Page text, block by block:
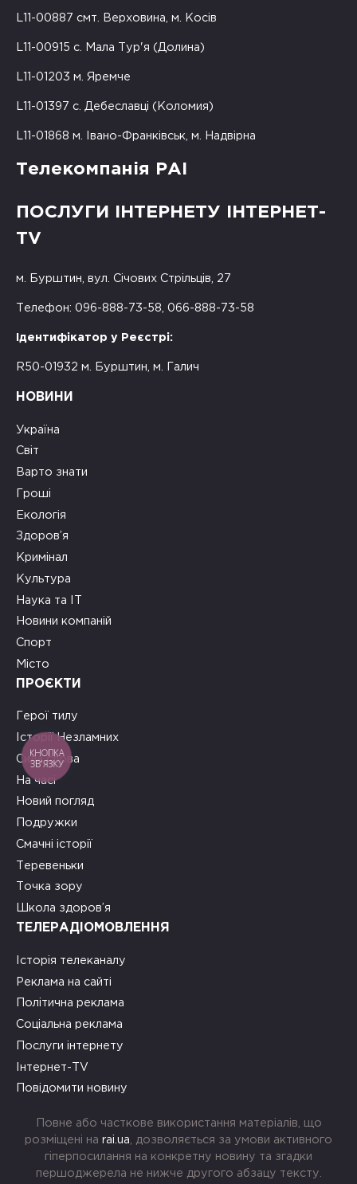
L11-00887 смт. Верховина, м. Косів
L11-00915 с. Мала Тур'я (Долина)
L11-01203 м. Яремче
L11-01397 с. Дебеславці (Коломия)
L11-01868 м. Івано-Франківськ, м. Надвірна
Телекомпанія РАІ
ПОСЛУГИ ІНТЕРНЕТУ ІНТЕРНЕТ-
TV
м. Бурштин, вул. Січових Стрільців, 27
Телефон: 096-888-73-58, 066-888-73-58
Ідентифікатор у Реєстрі:
R50-01932 м. Бурштин, м. Галич
НОВИНИ
Україна
Світ
Варто знати
Гроші
Екологія
Здоров’я
Кримінал
Культура
Наука та ІТ
Новини компаній
Спорт
Місто
ПРОЄКТИ
Герої тилу
Історії Незламних
Сила слова
На часі
Новий погляд
Подружки
Смачні історії
Теревеньки
Точка зору
Школа здоров’я
ТЕЛЕРАДІОМОВЛЕННЯ
Історія телеканалу
Реклама на сайті
Політична реклама
Соціальна реклама
Послуги інтернету
Інтернет-TV
Повідомити новину
Повне або часткове використання матеріалів, що
розміщені на rai.ua , дозволяється за умови активного
гіперпосилання на конкретну новину та згадки
першоджерела не нижче другого абзацу тексту.
КНОПКА
ЗВ'ЯЗКУ